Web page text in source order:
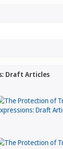
Draft Articles